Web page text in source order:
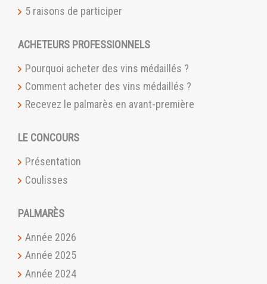
5 raisons de participer
ACHETEURS PROFESSIONNELS
Pourquoi acheter des vins médaillés ?
Comment acheter des vins médaillés ?
Recevez le palmarès en avant-première
LE CONCOURS
Présentation
Coulisses
PALMARÈS
Année 2026
Année 2025
Année 2024